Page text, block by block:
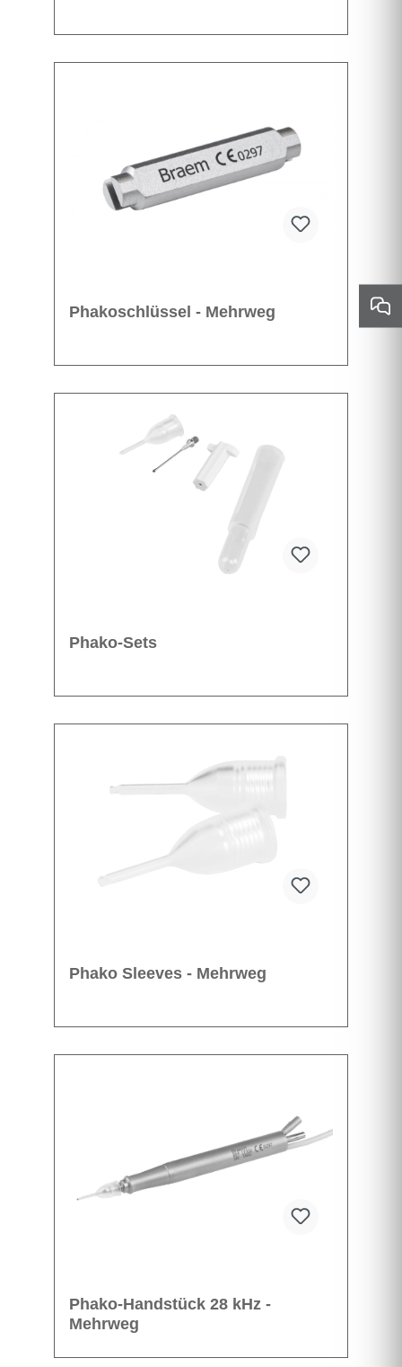
Phakoschlüssel - Mehrweg
Phako-Sets
Phako Sleeves - Mehrweg
Phako-Handstück 28 kHz -
Mehrweg